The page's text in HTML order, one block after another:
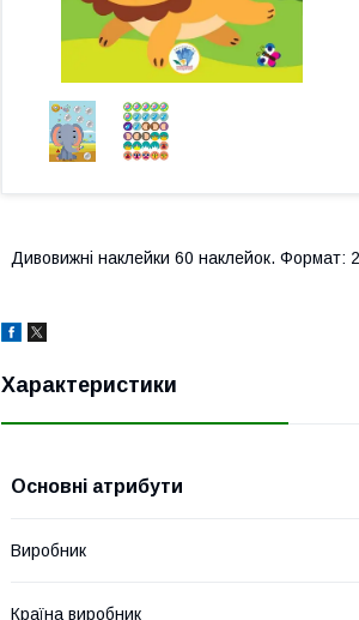
Дивовижні наклейки 60 наклейок. Формат:
Характеристики
Основні атрибути
Виробник
Країна виробник